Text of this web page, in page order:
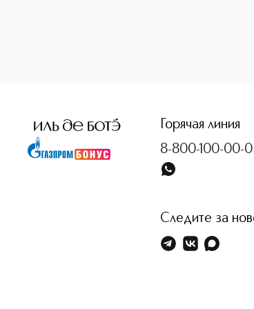
Горячая линия
8-800-100-00-
Следите за